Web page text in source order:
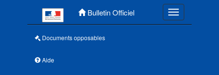
Bulletin Officiel Toggle
Documents opposables
Aide